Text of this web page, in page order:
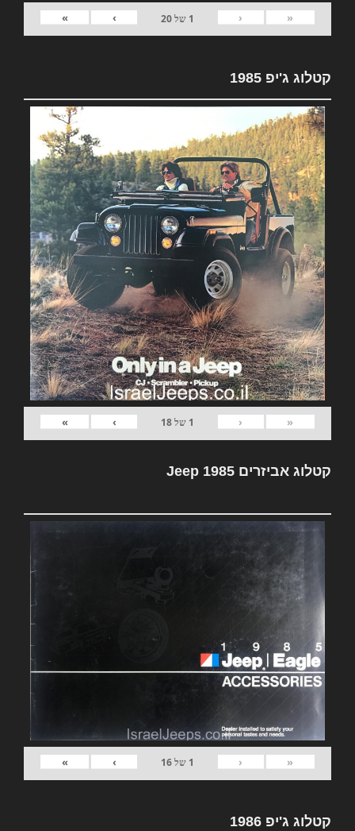
«
‹
1 של20
›
»
קטלוג ג'יפ 1985
«
‹
1 של18
›
»
קטלוג אביזרים Jeep 1985
«
‹
1 של16
›
»
קטלוג ג'יפ 1986